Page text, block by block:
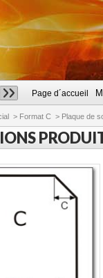
Page d´accueil
> Format C > Plaque de